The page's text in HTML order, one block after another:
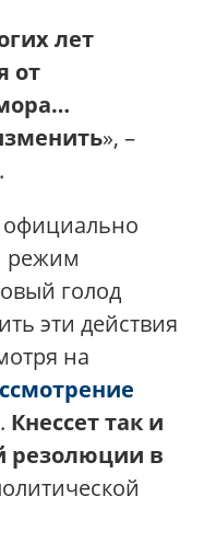
лет
от
», –
официально
режим
голод
эти действия
на
. Кнессет так и
резолюции в